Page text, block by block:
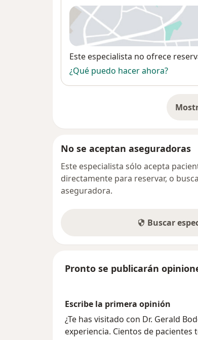
Disponibilidad
Este especialista no ofrece
¿Qué puedo hacer ahora?
No se aceptan aseguradoras
Este especialista sólo acepta
directamente para reservar, o
aseguradora.
Buscar
Pronto se publicarán
Escribe la primera opinión
¿Te has visitado con Dr. Gerald
experiencia. Cientos de pacientes